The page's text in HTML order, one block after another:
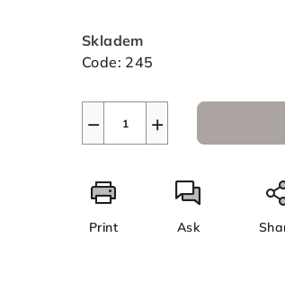
price:
Skladem
Code: 245
+
−
Print Ask